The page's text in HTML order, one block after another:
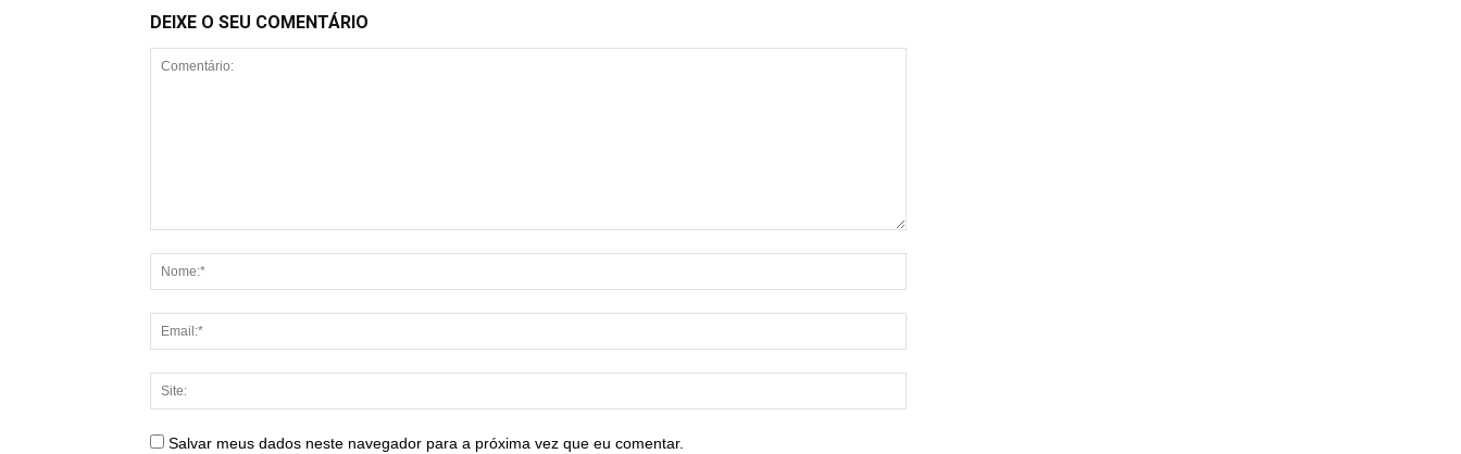
DEIXE O SEU COMENTÁRIO
Salvar meus dados neste navegador para a próxima vez que eu comentar.